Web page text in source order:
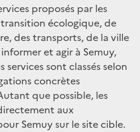
proposés par les
écologique, de
des transports, de la ville
et agir à Semuy,
services sont classés selon
concrètes
que possible, les
aux
Semuy sur le site cible.